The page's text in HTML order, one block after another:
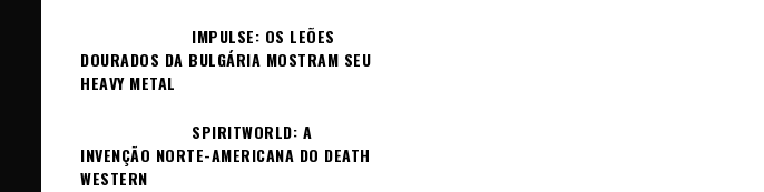
IMPULSE: OS LEÕES
DOURADOS DA BULGÁRIA MOSTRAM SEU
HEAVY METAL
SPIRITWORLD: A
INVENÇÃO NORTE-AMERICANA DO DEATH
WESTERN